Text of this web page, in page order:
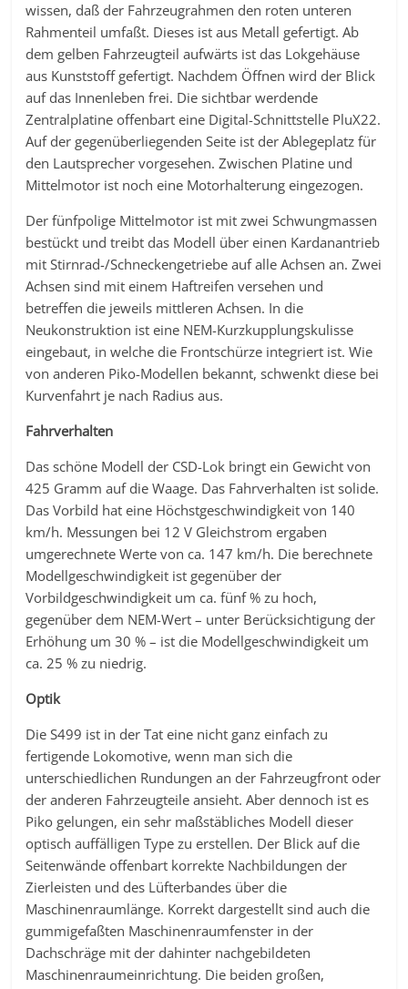
wissen, daß der Fahrzeugrahmen den roten unteren
Rahmenteil umfaßt. Dieses ist aus Metall gefertigt. Ab
dem gelben Fahrzeugteil aufwärts ist das Lokgehäuse
aus Kunststoff gefertigt. Nachdem Öffnen wird der Blick
auf das Innenleben frei. Die sichtbar werdende
Zentralplatine offenbart eine Digital-Schnittstelle PluX22.
Auf der gegenüberliegenden Seite ist der Ablegeplatz für
den Lautsprecher vorgesehen. Zwischen Platine und
Mittelmotor ist noch eine Motorhalterung eingezogen.
Der fünfpolige Mittelmotor ist mit zwei Schwungmassen
bestückt und treibt das Modell über einen Kardanantrieb
mit Stirnrad-/Schneckengetriebe auf alle Achsen an. Zwei
Achsen sind mit einem Haftreifen versehen und
betreffen die jeweils mittleren Achsen. In die
Neukonstruktion ist eine NEM-Kurzkupplungskulisse
eingebaut, in welche die Frontschürze integriert ist. Wie
von anderen Piko-Modellen bekannt, schwenkt diese bei
Kurvenfahrt je nach Radius aus.
Fahrverhalten
Das schöne Modell der CSD-Lok bringt ein Gewicht von
425 Gramm auf die Waage. Das Fahrverhalten ist solide.
Das Vorbild hat eine Höchstgeschwindigkeit von 140
km/h. Messungen bei 12 V Gleichstrom ergaben
umgerechnete Werte von ca. 147 km/h. Die berechnete
Modellgeschwindigkeit ist gegenüber der
Vorbildgeschwindigkeit um ca. fünf % zu hoch,
gegenüber dem NEM-Wert – unter Berücksichtigung der
Erhöhung um 30 % – ist die Modellgeschwindigkeit um
ca. 25 % zu niedrig.
Optik
Die S499 ist in der Tat eine nicht ganz einfach zu
fertigende Lokomotive, wenn man sich die
unterschiedlichen Rundungen an der Fahrzeugfront oder
der anderen Fahrzeugteile ansieht. Aber dennoch ist es
Piko gelungen, ein sehr maßstäbliches Modell dieser
optisch auffälligen Type zu erstellen. Der Blick auf die
Seitenwände offenbart korrekte Nachbildungen der
Zierleisten und des Lüfterbandes über die
Maschinenraumlänge. Korrekt dargestellt sind auch die
gummigefaßten Maschinenraumfenster in der
Dachschräge mit der dahinter nachgebildeten
Maschinenraumeinrichtung. Die beiden großen,